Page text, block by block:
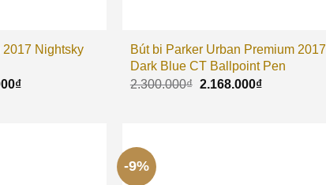
2017 Nightsky
₫
Bút bi Parker Urban Premium 2017
Dark Blue CT Ballpoint Pen
2.300.000₫ 2.168.000₫
-9%